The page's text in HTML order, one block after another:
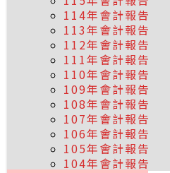
114年會計報告
113年會計報告
112年會計報告
111年會計報告
110年會計報告
109年會計報告
108年會計報告
107年會計報告
106年會計報告
105年會計報告
104年會計報告